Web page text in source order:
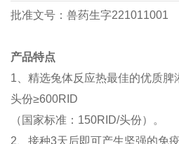
批准文号：兽药生字221011001
产品特点
1、精选兔体反应热最佳的优质脾
头份≥600RID
（国家标准：150RID/头份）。
2、接种3天后即可产生坚强的免疫